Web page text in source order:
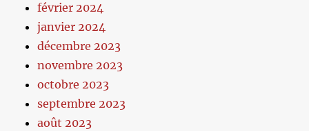
février 2024
janvier 2024
décembre 2023
novembre 2023
octobre 2023
septembre 2023
août 2023